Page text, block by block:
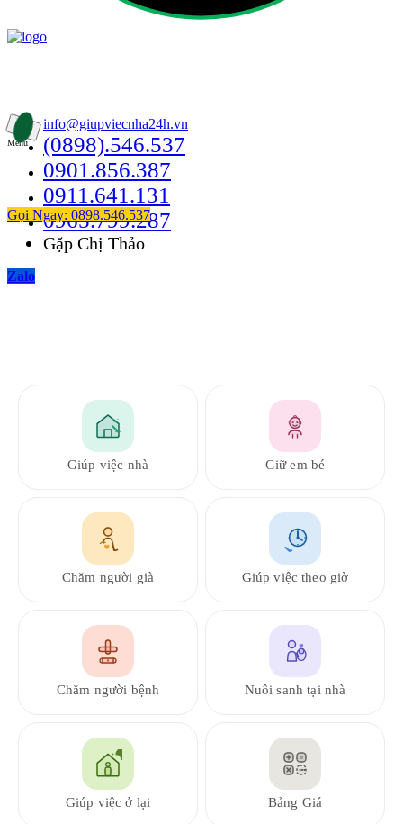
Menu
Gọi Ngay: 0898.546.537
info@giupviecnha24h.vn
(0898).546.537
0901.856.387
0911.641.131
0965.799.287
Gặp Chị Thảo
Zalo
Giúp việc nhà Giữ em bé
Chăm người già Giúp việc theo giờ
Chăm người bệnh Nuôi sanh tại nhà
Giúp việc ở lại Bảng Giá